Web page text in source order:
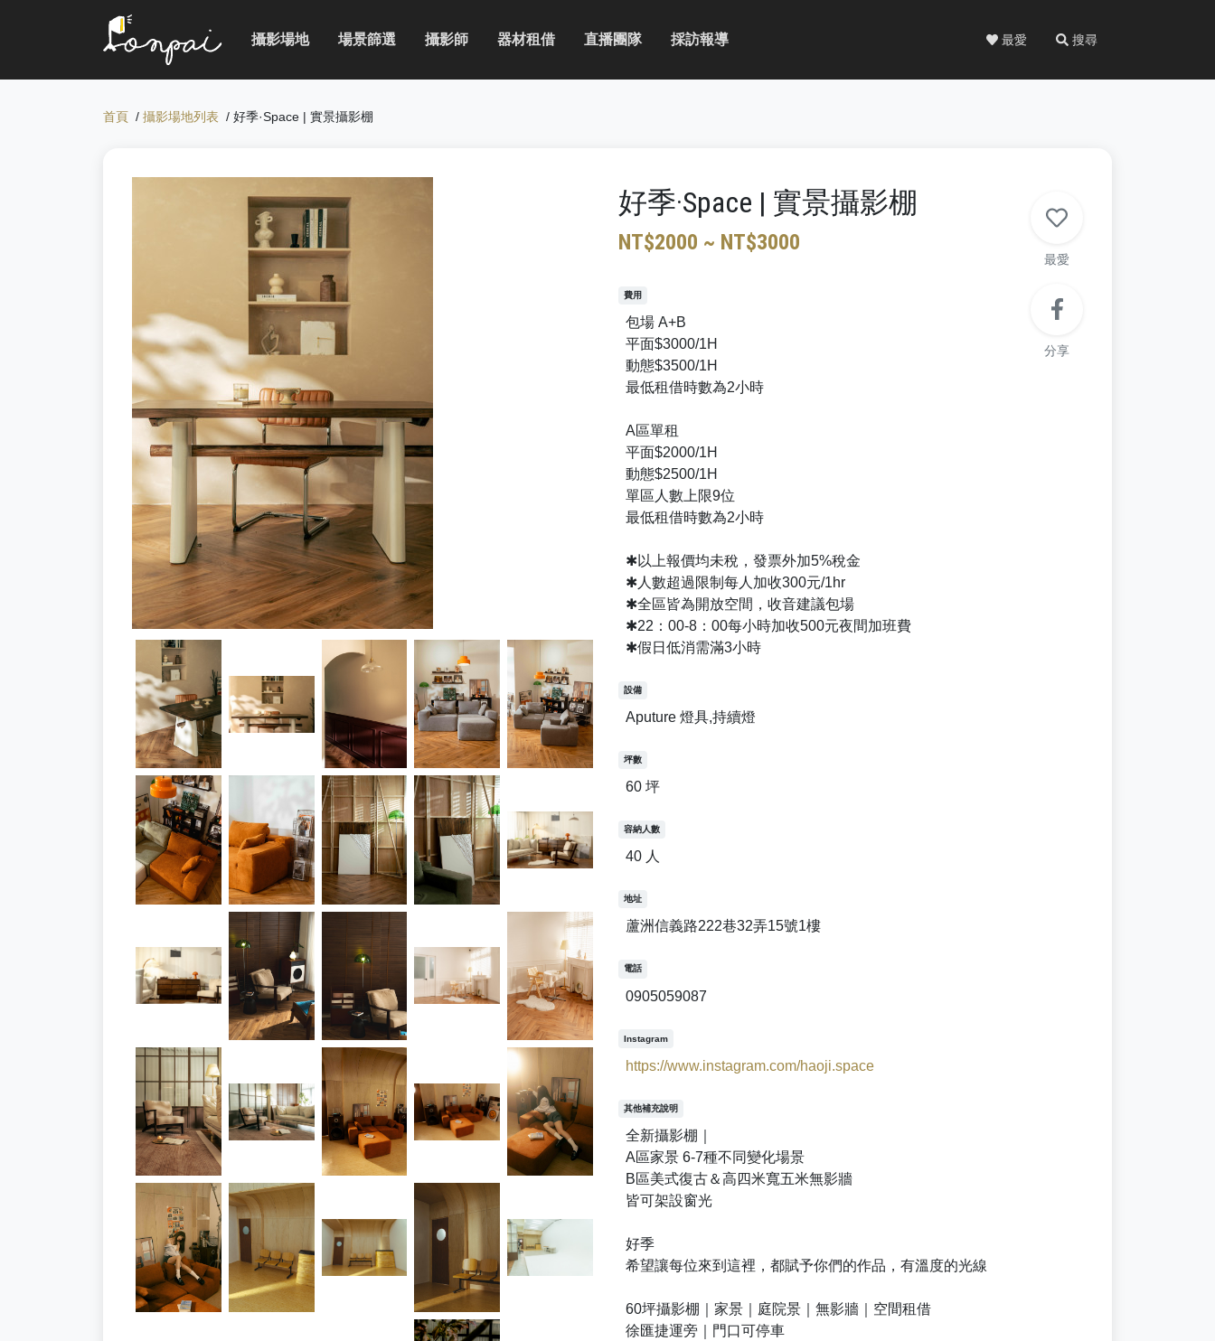
攝影場地 場景篩選 攝影師 器材租借 直播團隊 採訪報導 最愛 搜尋
首頁 / 攝影場地列表 / 好季·Space | 實景攝影棚
最愛
分享
好季·Space | 實景攝影棚
NT$2000 ~ NT$3000
費用
包場 A+B
平面$3000/1H
動態$3500/1H
最低租借時數為2小時
A區單租
平面$2000/1H
動態$2500/1H
單區人數上限9位
最低租借時數為2小時
✱以上報價均未稅，發票外加5%稅金
✱人數超過限制每人加收300元/1hr
✱全區皆為開放空間，收音建議包場
✱22：00-8：00每小時加收500元夜間加班費
✱假日低消需滿3小時
設備
Aputure 燈具,持續燈
坪數
60 坪
容納人數
40 人
地址
蘆洲信義路222巷32弄15號1樓
電話
0905059087
Instagram
https://www.instagram.com/haoji.space
其他補充說明
全新攝影棚｜
A區家景 6-7種不同變化場景
B區美式復古＆高四米寬五米無影牆
皆可架設窗光
好季
希望讓每位來到這裡，都賦予你們的作品，有溫度的光線
60坪攝影棚｜家景｜庭院景｜無影牆｜空間租借
徐匯捷運旁｜門口可停車